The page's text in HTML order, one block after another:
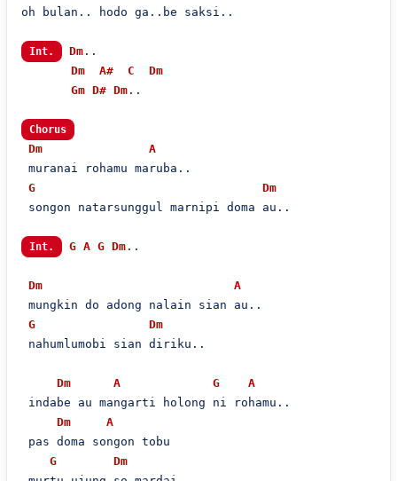
oh bulan.. hodo ga..be saksi..
Int. Dm..
Dm
A# C
Dm
Gm D# Dm..
Chorus
Dm
A
muranai rohamu maruba..
G
Dm
songon natarsunggul marnipi doma au..
Int. G A G Dm..
Dm
A
mungkin do adong nalain sian au..
G
Dm
nahumlumobi sian diriku..
Dm A G
A
indabe au mangarti holong ni rohamu..
Dm
A
pas doma songon tobu
G
Dm